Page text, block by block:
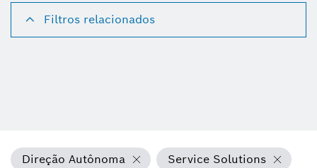
Filtros relacionados
Direção Autônoma Service Solutions